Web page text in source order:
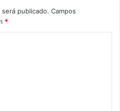
publicado. Campos
*